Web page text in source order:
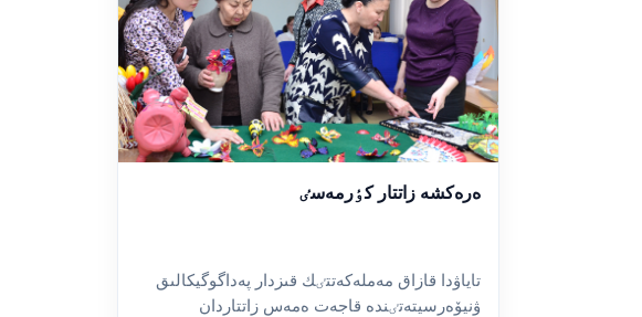
ەرەكشە زاتتار كٶرمەسٸ
تاياۋدا قازاق مەملەكەتتٸك قىزدار پەداگوگيكالىق
ۋنيۆەرسيتەتٸندە قاجەت ەمەس زاتتاردان